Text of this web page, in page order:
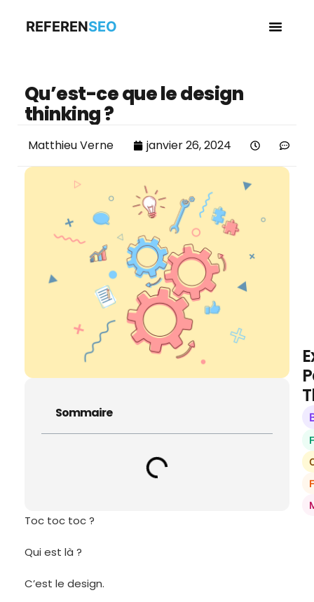
REFERENSEO
Qu’est-ce que le design
thinking ?
Matthieu Verne janvier 26, 2024
Sommaire
Toc toc toc ?
Qui est là ?
C’est le design.